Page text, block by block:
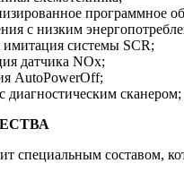
программное
с низким
системы SCR;
датчика NOx;
AutoPowerOff;
диагностическим сканером;
специальным составом,